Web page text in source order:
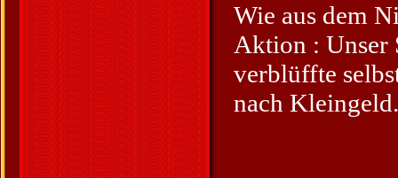
Wie aus dem
Aktion : Unser
verblüffte
nach Kleingeld.